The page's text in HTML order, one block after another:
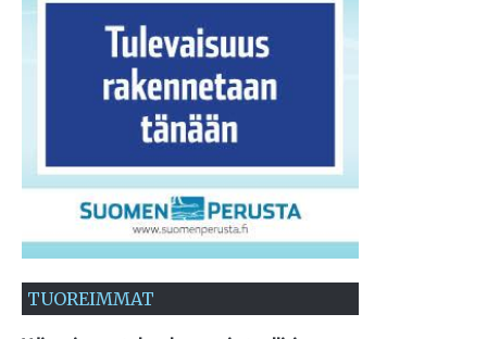
TUOREIMMAT